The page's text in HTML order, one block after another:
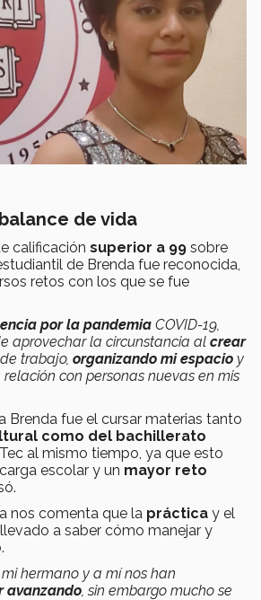
de vida
calificación superior a 99 sobre
de Brenda fue reconocida,
retos con los que se fue
por la pandemia COVID-19,
aprovechar la circunstancia al crear
trabajo, organizando mi espacio y
con personas nuevas en mis
Brenda fue el cursar materias tanto
como del bachillerato
al mismo tiempo, ya que esto
escolar y un mayor reto
nos comenta que la práctica y el
a saber cómo manejar y
hermano y a mí nos han
avanzando, sin embargo mucho se